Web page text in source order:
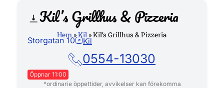
Kil’s Grillhus & Pizzeria
Hem »Kil »Kil’s Grillhus & Pizzeria
Storgatan 10 Kil
0554-13030
Öppnar 11:00
*ordinarie öppettider, avvikelser kan förekomma